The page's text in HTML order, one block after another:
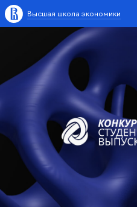
Высшая школа экономики